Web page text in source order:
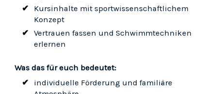
Kursinhalte mit sportwissenschaftlichem
Konzept
Vertrauen fassen und Schwimmtechniken
erlernen
Was das für euch bedeutet:
individuelle Förderung und familiäre